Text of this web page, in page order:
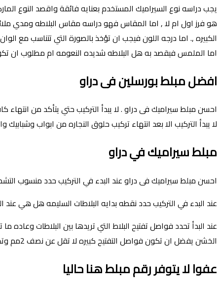
يجب دراسه نوع السيراميك المستخدم بعنايه فائقة واقصد النوع
هو فرز اول ام لا , اما المقاس فهو دراسه مقاس البلاطه ومدي
الكبيره ,. اما درجه اللون فيجب ان تؤخذ بالصورة التي تتناسب مع
اما الملمس فيقصد به هل البلاطه شديده النعومه ام مطلوب ان
افضل مبلط بورسلين فى دراو
احسن مبلط سيراميك فى دراو . لا يبدأ التركيب حتي يتأكد من
لا يبدأ التركيب الا بعد انتهاء تركيب حلوق النجاره من ابواب
مبلط سيراميك في دراو
احسن مبلط سيراميك فى دراو عند البدء في التركيب حدد منسوب
عند البدء في التركيب حدد نقطه بدايه البلاطات السليمه هل هي عند
الخشن يفضل ان تكون فواصل التفتيح كبيره لا تقل عن نصف 2مم وتكون الروبة بلاستيكية مقاومة لعوامل الجو حسب اللون المفضل والذي يتماشي مع لون البلاطات .
عفوا لا يتوفر رقم مبلط هنا حاليا